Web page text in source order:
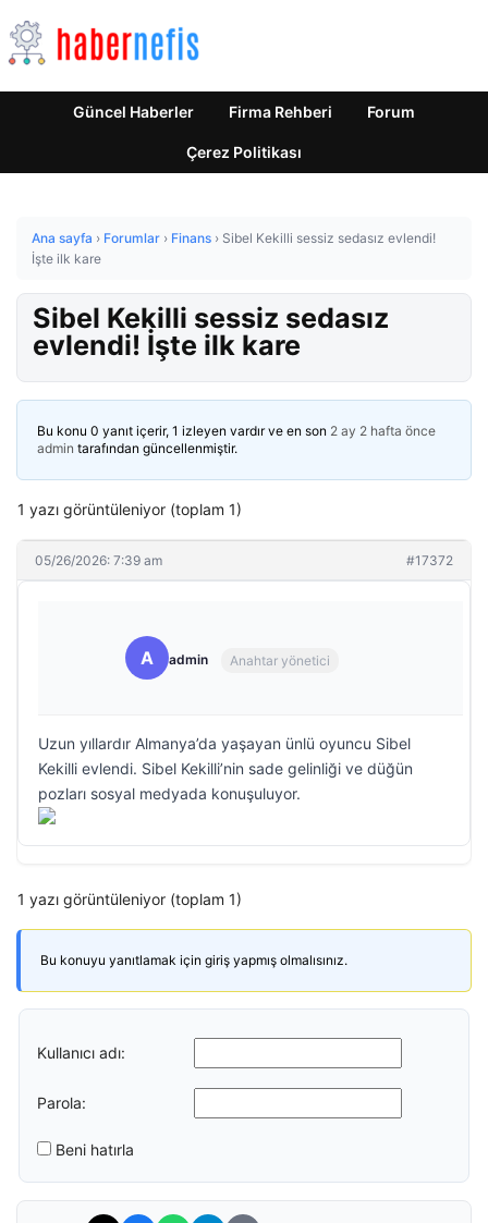
Güncel Haberler Firma Rehberi Forum
Çerez Politikası
Ana sayfa › Forumlar › Finans › Sibel Kekilli sessiz sedasız evlendi!
İşte ilk kare
Sibel Kekilli sessiz sedasız
evlendi! İşte ilk kare
Bu konu 0 yanıt içerir, 1 izleyen vardır ve en son 2 ay 2 hafta önce
admin tarafından güncellenmiştir.
1 yazı görüntüleniyor (toplam 1)
05/26/2026: 7:39 am #17372
A admin Anahtar yönetici
Uzun yıllardır Almanya’da yaşayan ünlü oyuncu Sibel
Kekilli evlendi. Sibel Kekilli’nin sade gelinliği ve düğün
pozları sosyal medyada konuşuluyor.
1 yazı görüntüleniyor (toplam 1)
Bu konuyu yanıtlamak için giriş yapmış olmalısınız.
Kullanıcı adı:
Parola:
Beni hatırla